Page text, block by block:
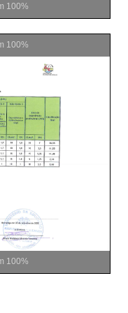
100%
100%
100%